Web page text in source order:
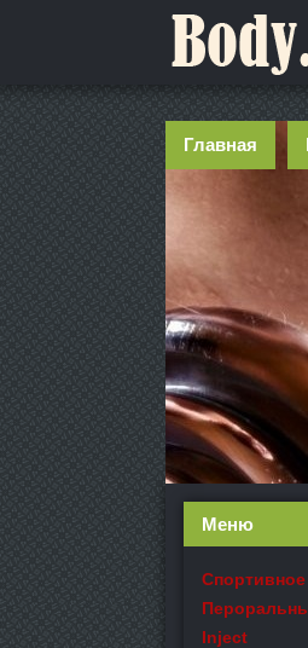
Главная
Меню
Спортивное
Inject